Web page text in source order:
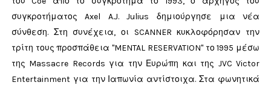
συγκροτήματος Axel A.J. Julius δημιούργησε μια νέα
σύνθεση. Στη συνέχεια, οι SCANNER κυκλοφόρησαν την
τρίτη τους προσπάθεια "MENTAL RESERVATION" το 1995 μέσω
της Massacre Records για την Ευρώπη και της JVC Victor
Entertainment για την Ιαπωνία αντίστοιχα. Στα φωνητικά